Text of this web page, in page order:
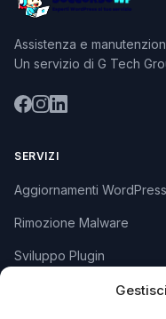
Assistenza e
Un servizio di G Tech
SERVIZI
Aggiornamenti WordPress
Rimozione Malware
Sviluppo Plugin